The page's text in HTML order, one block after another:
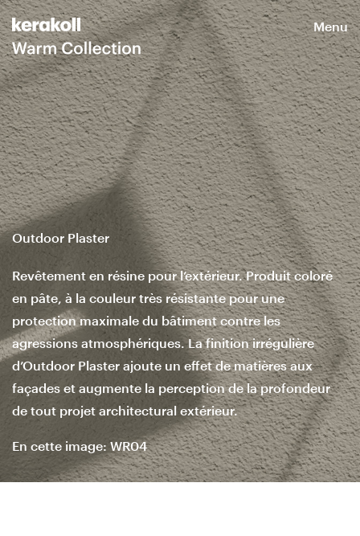
Menu
Outdoor Plaster
Revêtement en résine pour l’extérieur. Produit coloré
en pâte, à la couleur très résistante pour une
protection maximale du bâtiment contre les
agressions atmosphériques. La finition irrégulière
d’Outdoor Plaster ajoute un effet de matières aux
façades et augmente la perception de la profondeur
de tout projet architectural extérieur.
En cette image: WR04